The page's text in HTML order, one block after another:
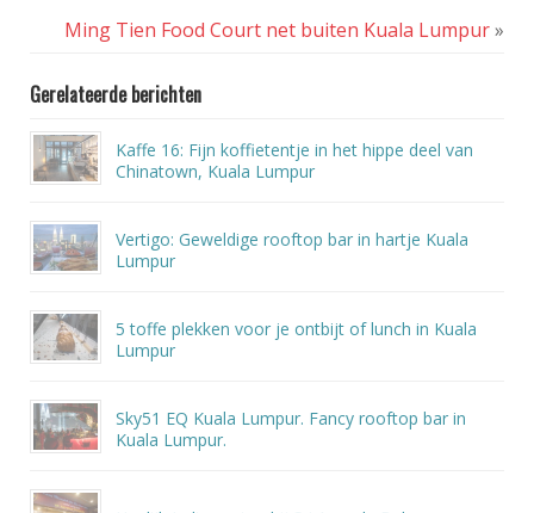
Ming Tien Food Court net buiten Kuala Lumpur»
Gerelateerde berichten
Kaffe 16: Fijn koffietentje in het hippe deel van
Chinatown, Kuala Lumpur
Vertigo: Geweldige rooftop bar in hartje Kuala
Lumpur
5 toffe plekken voor je ontbijt of lunch in Kuala
Lumpur
Sky51 EQ Kuala Lumpur. Fancy rooftop bar in
Kuala Lumpur.